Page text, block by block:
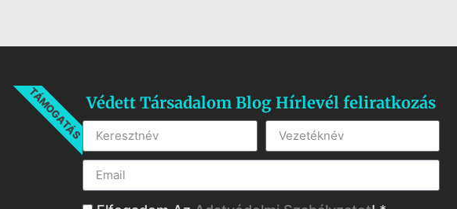
TÁMOGATÁSVédett Társadalom Blog Hírlevél feliratkozás